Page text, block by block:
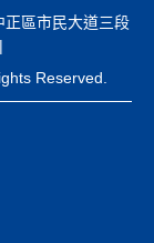
區市民大道三段
Reserved.